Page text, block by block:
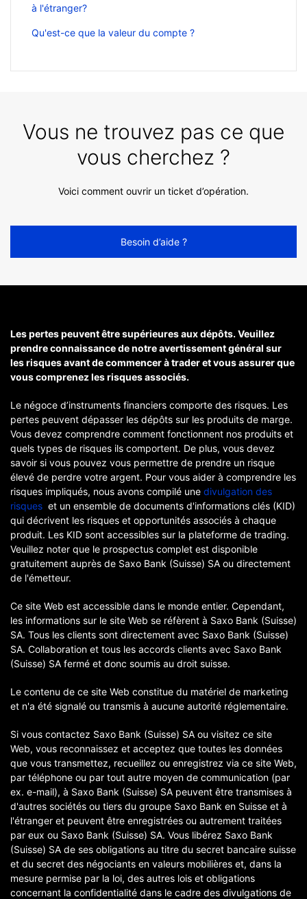
à l'étranger?
Qu'est-ce que la valeur du compte ?
Vous ne trouvez pas ce que
vous cherchez ?
Voici comment ouvrir un ticket d’opération.
Besoin d’aide ?
Les pertes peuvent être supérieures aux dépôts. Veuillez
prendre connaissance de notre avertissement général sur
les risques avant de commencer à trader et vous assurer que
vous comprenez les risques associés.
Le négoce d’instruments financiers comporte des risques. Les
pertes peuvent dépasser les dépôts sur les produits de marge.
Vous devez comprendre comment fonctionnent nos produits et
quels types de risques ils comportent. De plus, vous devez
savoir si vous pouvez vous permettre de prendre un risque
élevé de perdre votre argent. Pour vous aider à comprendre les
risques impliqués, nous avons compilé une divulgation des
risques et un ensemble de documents d'informations clés (KID)
qui décrivent les risques et opportunités associés à chaque
produit. Les KID sont accessibles sur la plateforme de trading.
Veuillez noter que le prospectus complet est disponible
gratuitement auprès de Saxo Bank (Suisse) SA ou directement
de l'émetteur.
Ce site Web est accessible dans le monde entier. Cependant,
les informations sur le site Web se réfèrent à Saxo Bank (Suisse)
SA. Tous les clients sont directement avec Saxo Bank (Suisse)
SA. Collaboration et tous les accords clients avec Saxo Bank
(Suisse) SA fermé et donc soumis au droit suisse.
Le contenu de ce site Web constitue du matériel de marketing
et n'a été signalé ou transmis à aucune autorité réglementaire.
Si vous contactez Saxo Bank (Suisse) SA ou visitez ce site
Web, vous reconnaissez et acceptez que toutes les données
que vous transmettez, recueillez ou enregistrez via ce site Web,
par téléphone ou par tout autre moyen de communication (par
ex. e-mail), à Saxo Bank (Suisse) SA peuvent être transmises à
d'autres sociétés ou tiers du groupe Saxo Bank en Suisse et à
l'étranger et peuvent être enregistrées ou autrement traitées
par eux ou Saxo Bank (Suisse) SA. Vous libérez Saxo Bank
(Suisse) SA de ses obligations au titre du secret bancaire suisse
et du secret des négociants en valeurs mobilières et, dans la
mesure permise par la loi, des autres lois et obligations
concernant la confidentialité dans le cadre des divulgations de